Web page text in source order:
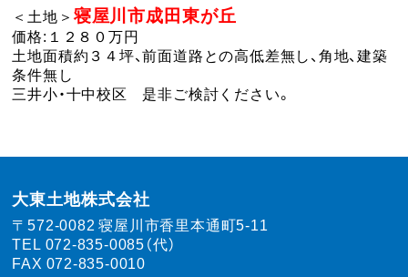
＜土地＞寝屋川市成田東が丘
価格:１２８０万円
土地面積約３４坪、前面道路との高低差無し、角地、建築
条件無し
三井小・十中校区 是非ご検討ください。
大東土地株式会社
〒572-0082寝屋川市香里本通町5-11
TEL 072-835-0085（代）
FAX 072-835-0010